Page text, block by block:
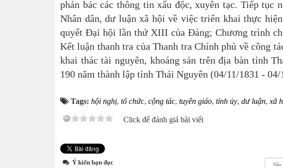
phản bác các thông tin xấu độc, xuyên tạc. Tiếp tục
Nhân dân, dư luận xã hội về việc triển khai thực
quyết Đại hội lần thứ XIII của Đảng; Chương trình
Kết luận thanh tra của Thanh tra Chính phủ về công
khai thác tài nguyên, khoáng sản trên địa bàn tỉnh
190 năm thành lập tỉnh Thái Nguyên (04/11/1831 -
Tags: hội nghị, tổ chức, cộng tác, tuyên giáo, tỉnh ủy, dư luận, xã
Click để đánh giá bài viết
Ý kiến bạn đọc